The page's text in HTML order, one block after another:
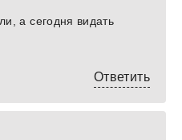
а сегодня видать
Ответить